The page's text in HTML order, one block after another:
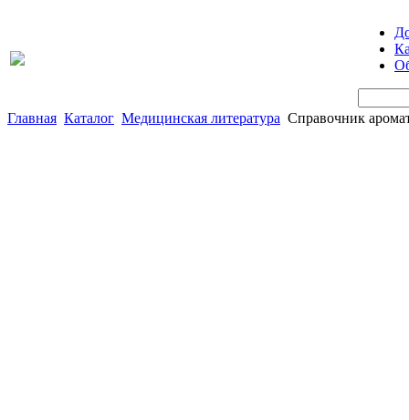
Главная Каталог Медицинская литература Справочник